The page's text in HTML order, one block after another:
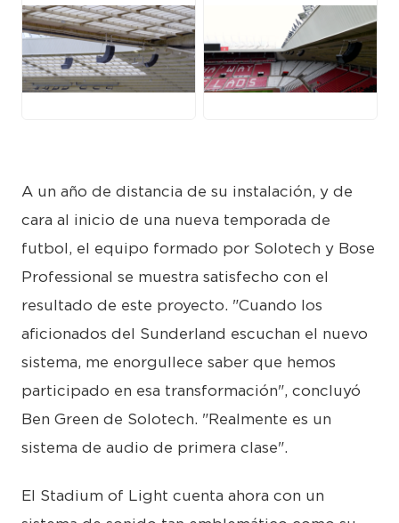
A un año de distancia de su instalación, y de
cara al inicio de una nueva temporada de
futbol, el equipo formado por Solotech y Bose
Professional se muestra satisfecho con el
resultado de este proyecto. "Cuando los
aficionados del Sunderland escuchan el nuevo
sistema, me enorgullece saber que hemos
participado en esa transformación", concluyó
Ben Green de Solotech. "Realmente es un
sistema de audio de primera clase".
El Stadium of Light cuenta ahora con un